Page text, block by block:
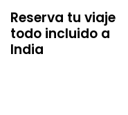
Reserva tu viaje
todo incluido a
India